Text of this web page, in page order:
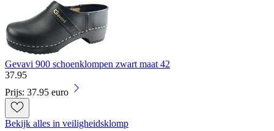
Gevavi 900 schoenklompen zwart maat 42
37.95
Prijs: 37.95 euro
Bekijk alles in veiligheidsklomp